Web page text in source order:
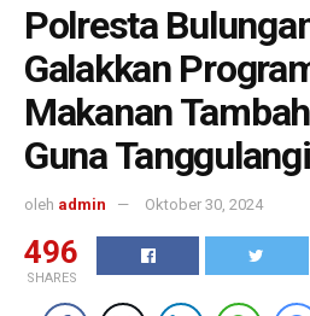
Polresta
Galakkan
Makanan
Guna
oleh admin Oktober 30, 2024
496
SHARES